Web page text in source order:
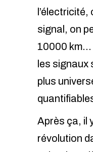
signal, on
10000 km…
les
plus
Après ça, il
révolution